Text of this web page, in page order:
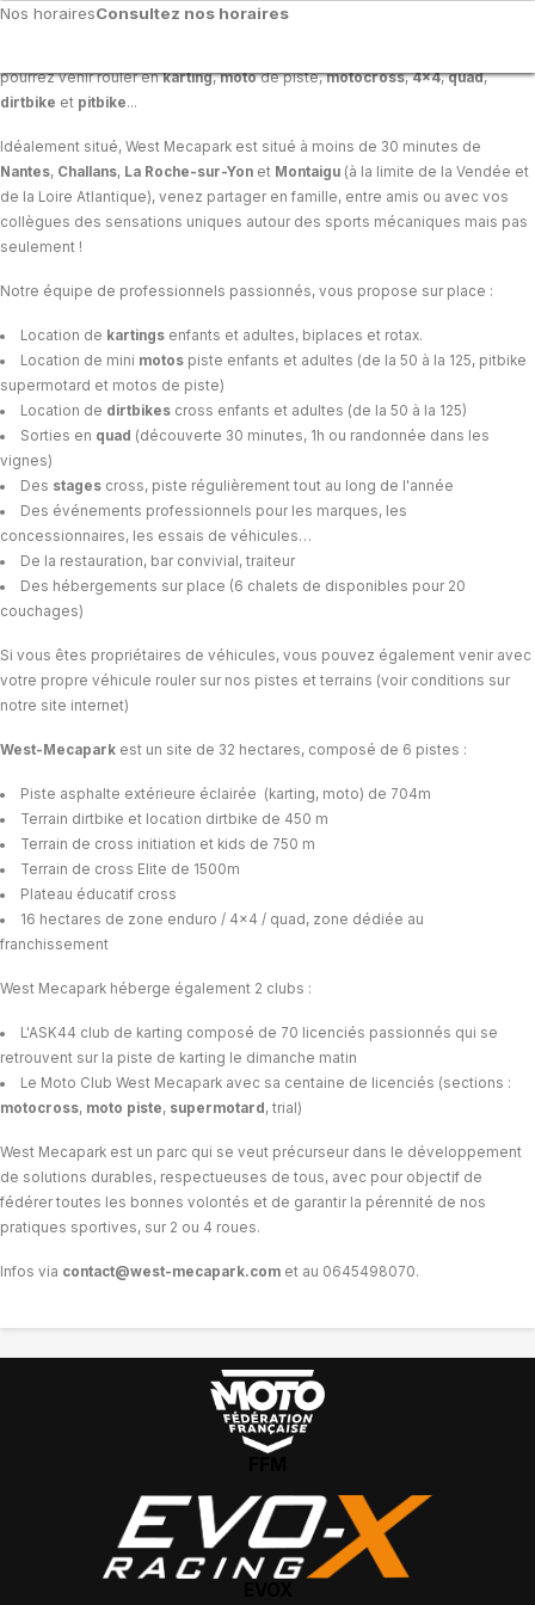
Nos horairesConsultez nos horaires
Fermé le lundi / mardi / jeudi sauf sur réservation de groupe.
Possibilité d'ouvrir sur réservation de groupe le matin 9h30-12h et le
vendredi 9h30-12h et 14h-18h30.
Les jours fermés, possibilité d'activités uniquement sur réservation,
Horaires de l'accueil
Lundi
14h-19h00
22/07
Jeudi
24/07 9h30-12h30
14h-22h00
9h-12h30
Planning par piste
AOÛT 2026
Semaine n°32
03/08
Mardi 04/08
Mercredi05/08
Jeudi06/08
Vendredi 07/08
Samedi 08/08
Dimanche09/08
9h30
9h30 - 12h30
14h - 19h
9h -
9h30
9h30 - 12h30
12h30 - 14h
9h -
QUI SOMMES-NOUS ?
pourrez venir rouler enkarting,motode piste,motocross,4x4,quad,
dirtbike et pitbike...
Idéalement situé, West Mecapark est situé à moins de 30 minutes de
Nantes, Challans, La Roche-sur-Yon et Montaigu (à la limite de la Vendée et
de la Loire Atlantique), venez partager en famille, entre amis ou avec vos
collègues des sensations uniques autour des sports mécaniques mais pas
seulement !
Notre équipe de professionnels passionnés, vous propose sur place :
Location de kartingsenfants et adultes, biplaces et rotax.
Location de mini motospiste enfants et adultes (de la 50 à la 125, pitbike
supermotard et motos de piste)
Location de dirtbikescross enfants et adultes (de la 50 à la 125)
Sorties en quad (découverte 30 minutes, 1h ou randonnée dans les
vignes)
Des stagescross, piste régulièrement tout au long de l'année
Des événements professionnels pour les marques, les
concessionnaires, les essais de véhicules…
De la restauration, bar convivial, traiteur
Des hébergements sur place (6 chalets de disponibles pour 20
couchages)
Si vous êtes propriétaires de véhicules, vous pouvez également venir avec
votre propre véhicule rouler sur nos pistes et terrains (voir conditions sur
notre site internet)
West-Mecapark est un site de 32 hectares, composé de 6 pistes :
Piste asphalte extérieure éclairée (karting, moto) de 704m
Terrain dirtbike et location dirtbike de 450 m
Terrain de cross initiation et kids de 750 m
Terrain de cross Elite de 1500m
Plateau éducatif cross
16 hectares de zone enduro / 4x4 / quad, zone dédiée au
franchissement
West Mecapark héberge également 2 clubs :
L'ASK44 club de karting composé de 70 licenciés passionnés qui se
retrouvent sur la piste de karting le dimanche matin
Le Moto Club West Mecapark avec sa centaine de licenciés (sections :
motocross, moto piste, supermotard , trial)
West Mecapark est un parc qui se veut précurseur dans le développement
de solutions durables, respectueuses de tous, avec pour objectif de
fédérer toutes les bonnes volontés et de garantir la pérennité de nos
pratiques sportives, sur 2 ou 4 roues.
Infos via contact@west-mecapark.com et au 0645498070.